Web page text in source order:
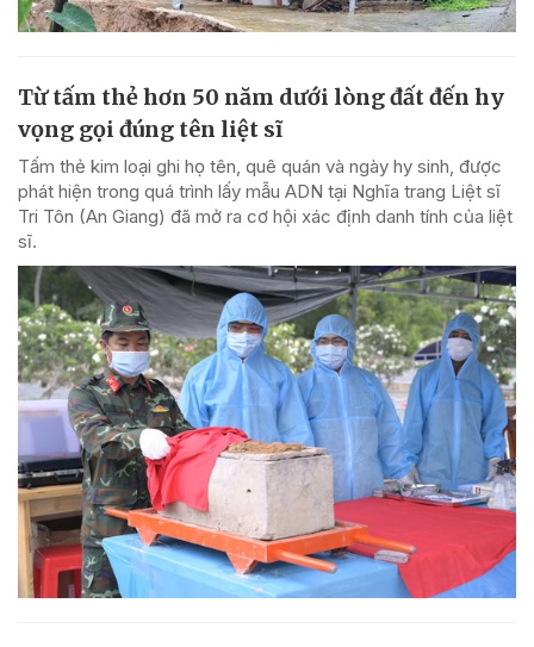
Từ tấm thẻ hơn 50 năm dưới lòng đất đến hy
vọng gọi đúng tên liệt sĩ
Tấm thẻ kim loại ghi họ tên, quê quán và ngày hy sinh, được
phát hiện trong quá trình lấy mẫu ADN tại Nghĩa trang Liệt sĩ
Tri Tôn (An Giang) đã mở ra cơ hội xác định danh tính của liệt
sĩ.